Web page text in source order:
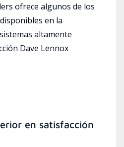
ofrece algunos de los
en la
altamente
Dave Lennox
en satisfacción